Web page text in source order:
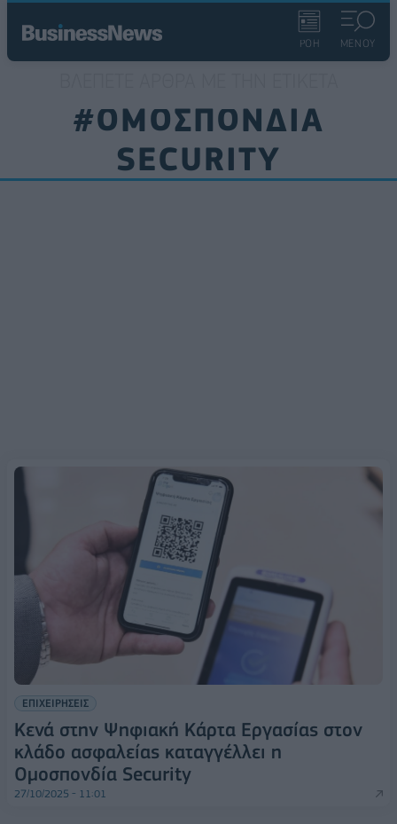
ΡΟΗ ΜΕΝΟΥ
#ΟΜΟΣΠΟΝΔΙΑ
SECURITY
ΕΠΙΧΕΙΡΗΣΕΙΣ
Κενά στην Ψηφιακή Κάρτα Εργασίας στον
κλάδο ασφαλείας καταγγέλλει η
Ομοσπονδία Security
27/10/2025 - 11:01